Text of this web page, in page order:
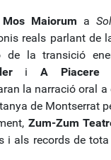
Mos Maiorum a
reals parlant de
de la transició
iA Piacere
la narració oral a
de Montserrat
Zum-Zum
i als records de